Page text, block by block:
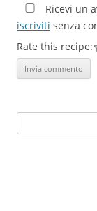
Ricevi un
iscriviti senza
Rate this recipe:
per: